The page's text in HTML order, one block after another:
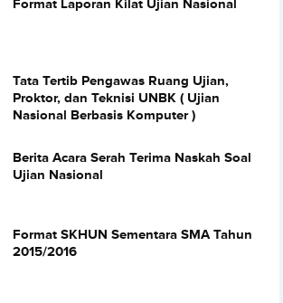
Format Laporan Kilat Ujian Nasional
Tata Tertib Pengawas Ruang Ujian,
Proktor, dan Teknisi UNBK ( Ujian
Nasional Berbasis Komputer )
Berita Acara Serah Terima Naskah Soal
Ujian Nasional
Format SKHUN Sementara SMA Tahun
2015/2016